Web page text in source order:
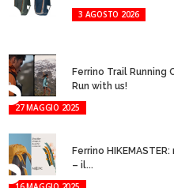
3 AGOSTO 2026
Ferrino Trail Running
Run with us!
27 MAGGIO 2025
Ferrino
– il...